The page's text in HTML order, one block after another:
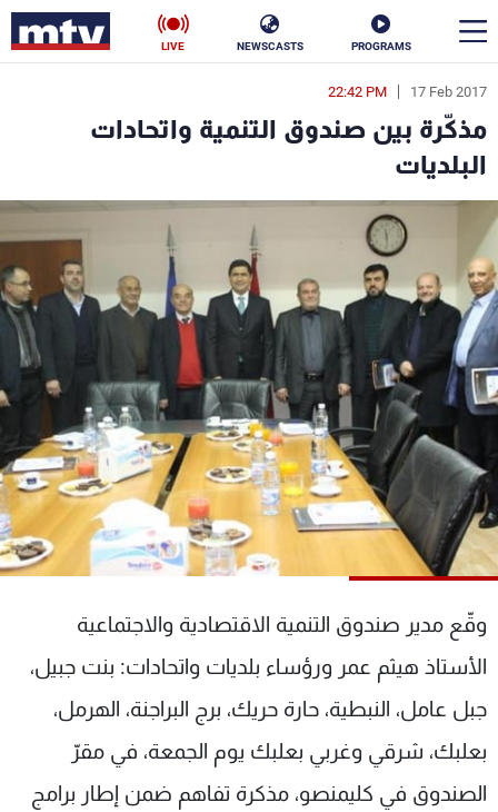
PROGRAMS
NEWSCASTS
LIVE
17 Feb 2017
22:42 PM
مذكّرة بين صندوق التنمية واتحادات
البلديات
وقّع مدير صندوق التنمية الاقتصادية والاجتماعية
الأستاذ هيثم عمر ورؤساء بلديات واتحادات: بنت جبيل،
جبل عامل، النبطية، حارة حريك، برج البراجنة، الهرمل،
بعلبك، شرقي وغربي بعلبك يوم الجمعة، في مقرّ
الصندوق في كليمنصو، مذكرة تفاهم ضمن إطار برامج
en
الأخبار
سياسة ناس
إقتصاد فن
منوعات رياضة
كأس العالم
البرامج
جدول البرامج
شاهد البرامج
الترددات
عن MTV
لاعلاناتكم
وظائف
شروط الإسـتخدام